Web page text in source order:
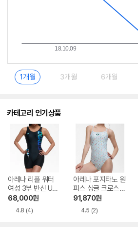
1개월 3개월 6개월
카테고리 인기상품
아레나 리플 워터
여성 3부 반신 U백
A6BL1PL67BLK
68,000원
4.8 (4)
아레나 포지타노 원
피스 싱글 크로스
스트랩백 A6BL1LO
14 MNT
91,870원
4.5 (2)